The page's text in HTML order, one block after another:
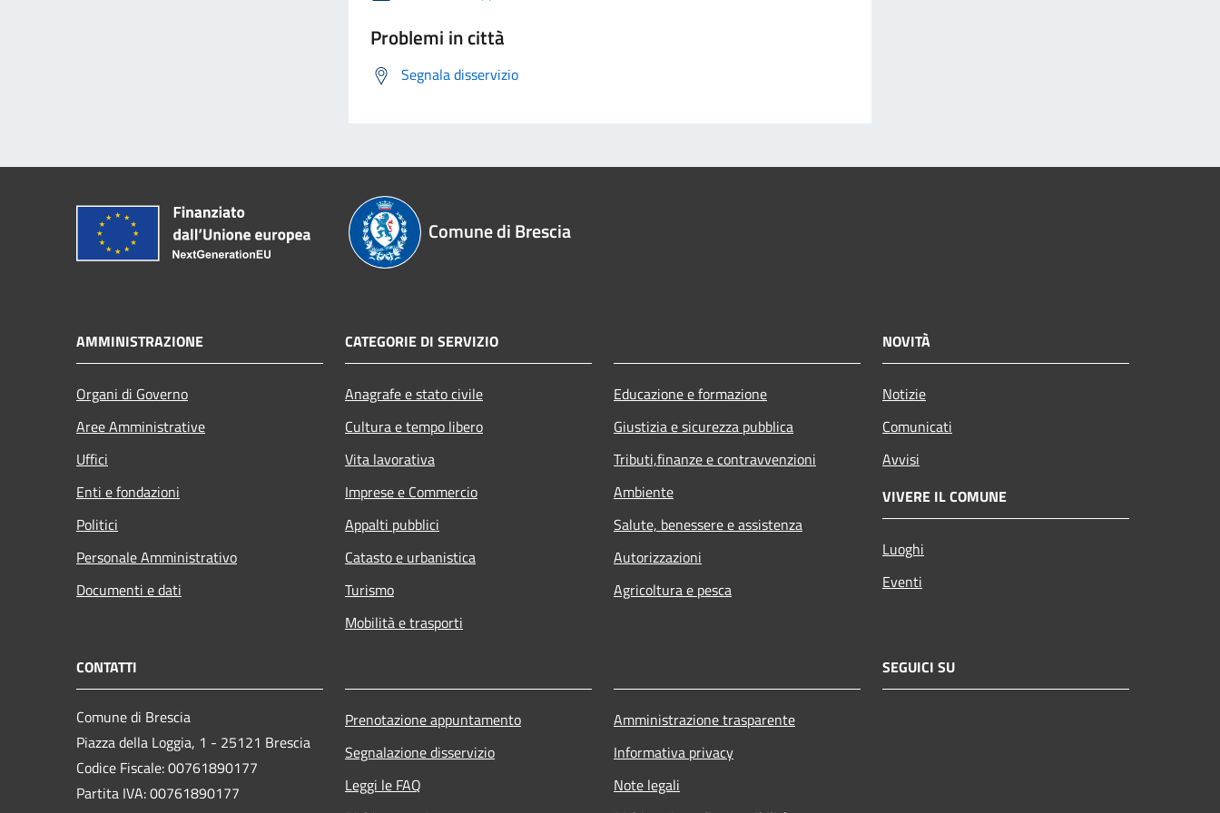
Problemi in città
Segnala disservizio
Comune di Brescia
AMMINISTRAZIONE
Organi di Governo
Aree Amministrative
Uffici
Enti e fondazioni
Politici
Personale Amministrativo
Documenti e dati
CATEGORIE DI SERVIZIO
Anagrafe e stato civile
Cultura e tempo libero
Vita lavorativa
Imprese e Commercio
Appalti pubblici
Catasto e urbanistica
Turismo
Mobilità e trasporti
Educazione e formazione
Giustizia e sicurezza pubblica
Tributi,finanze e contravvenzioni
Ambiente
Salute, benessere e assistenza
Autorizzazioni
Agricoltura e pesca
NOVITÀ
Notizie
Comunicati
Avvisi
VIVERE IL COMUNE
Luoghi
Eventi
CONTATTI
Comune di Brescia
Piazza della Loggia, 1 - 25121 Brescia
Codice Fiscale: 00761890177
Partita IVA: 00761890177
Prenotazione appuntamento
Segnalazione disservizio
Leggi le FAQ
Amministrazione trasparente
Informativa privacy
Note legali
SEGUICI SU